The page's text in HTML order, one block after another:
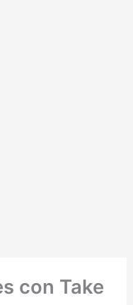
con Take